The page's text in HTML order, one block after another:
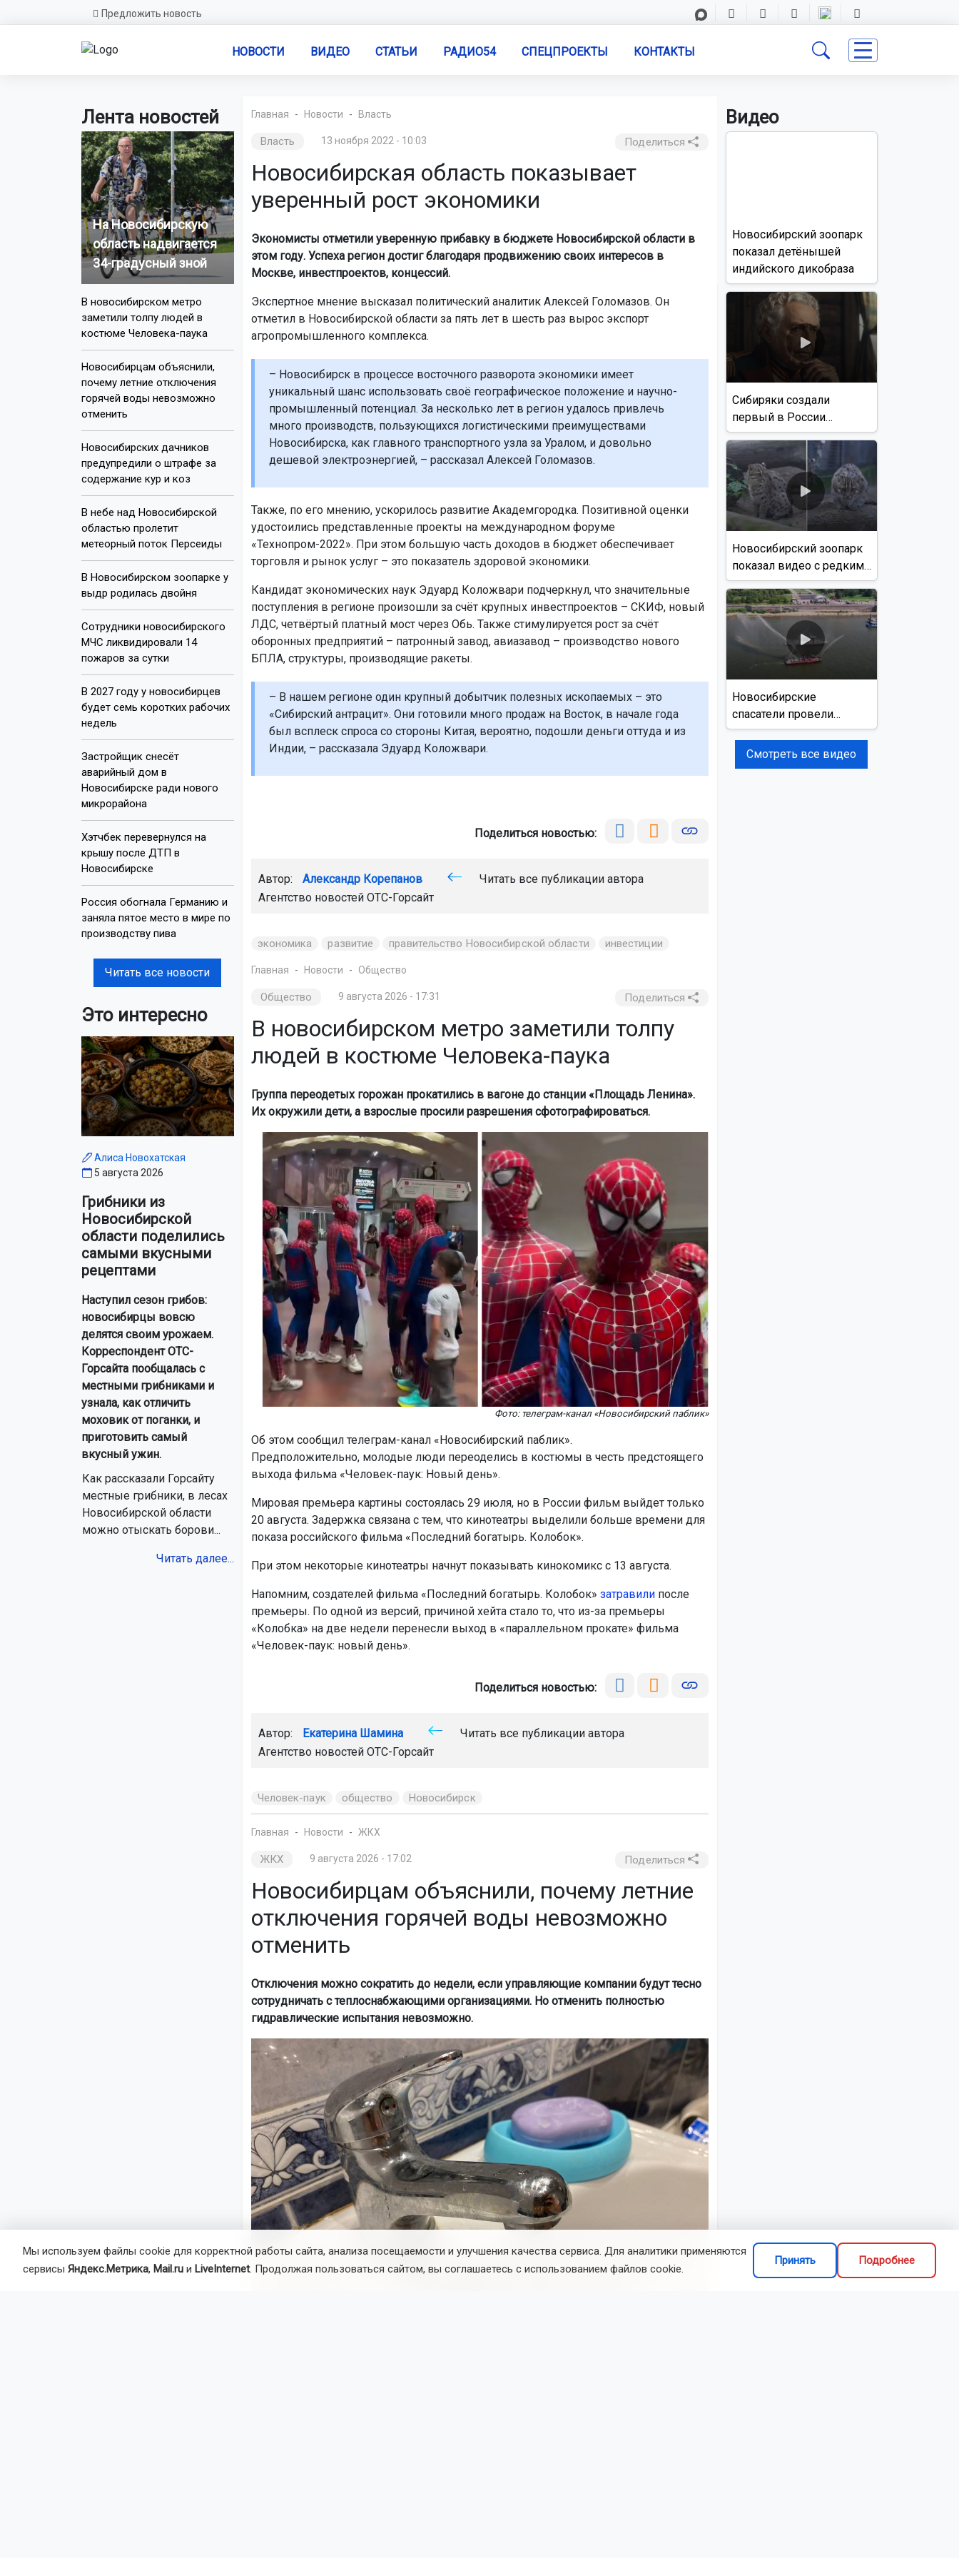
Предложить новость
НОВОСТИ ВИДЕО СТАТЬИ РАДИО54 СПЕЦПРОЕКТЫ КОНТАКТЫ
Лента новостей
На Новосибирскую
область надвигается
34-градусный зной
В новосибирском метро
заметили толпу людей в
костюме Человека-паука
Новосибирцам объяснили,
почему летние отключения
горячей воды невозможно
отменить
Новосибирских дачников
предупредили о штрафе за
содержание кур и коз
В небе над Новосибирской
областью пролетит
метеорный поток Персеиды
В Новосибирском зоопарке у
выдр родилась двойня
Сотрудники новосибирского
МЧС ликвидировали 14
пожаров за сутки
В 2027 году у новосибирцев
будет семь коротких рабочих
недель
Застройщик снесёт
аварийный дом в
Новосибирске ради нового
микрорайона
Хэтчбек перевернулся на
крышу после ДТП в
Новосибирске
Россия обогнала Германию и
заняла пятое место в мире по
производству пива
Читать все новости
Это интересно
Алиса Новохатская
5 августа 2026
Грибники из
Новосибирской
области поделились
самыми вкусными
рецептами
Наступил сезон грибов:
новосибирцы вовсю
делятся своим урожаем.
Корреспондент ОТС-
Горсайта пообщалась с
местными грибниками и
узнала, как отличить
моховик от поганки, и
приготовить самый
вкусный ужин.
Как рассказали Горсайту
местные грибники, в лесах
Новосибирской области
можно отыскать борови...
Читать далее...
Главная Новости Власть
Власть 13 ноября 2022 - 10:03 Поделиться
Новосибирская область показывает
уверенный рост экономики
Экономисты отметили уверенную прибавку в бюджете Новосибирской области в
этом году. Успеха регион достиг благодаря продвижению своих интересов в
Москве, инвестпроектов, концессий.
Экспертное мнение высказал политический аналитик Алексей Голомазов. Он
отметил в Новосибирской области за пять лет в шесть раз вырос экспорт
агропромышленного комплекса.
– Новосибирск в процессе восточного разворота экономики имеет
уникальный шанс использовать своё географическое положение и научно-
промышленный потенциал. За несколько лет в регион удалось привлечь
много производств, пользующихся логистическими преимуществами
Новосибирска, как главного транспортного узла за Уралом, и довольно
дешевой электроэнергией, – рассказал Алексей Голомазов.
Также, по его мнению, ускорилось развитие Академгородка. Позитивной оценки
удостоились представленные проекты на международном форуме
«Технопром-2022». При этом большую часть доходов в бюджет обеспечивает
торговля и рынок услуг – это показатель здоровой экономики.
Кандидат экономических наук Эдуард Коложвари подчеркнул, что значительные
поступления в регионе произошли за счёт крупных инвестпроектов – СКИФ, новый
ЛДС, четвёртый платный мост через Обь. Также стимулируется рост за счёт
оборонных предприятий – патронный завод, авиазавод – производство нового
БПЛА, структуры, производящие ракеты.
– В нашем регионе один крупный добытчик полезных ископаемых – это
«Сибирский антрацит». Они готовили много продаж на Восток, в начале года
был всплеск спроса со стороны Китая, вероятно, подошли деньги оттуда и из
Индии, – рассказала Эдуард Коложвари.
Поделиться новостью:
Автор: Александр Корепанов
Читать все публикации автора
Агентство новостей ОТС-Горсайт
экономика развитие правительство Новосибирской области инвестиции
Главная Новости Общество
Общество 9 августа 2026 - 17:31 Поделиться
В новосибирском метро заметили толпу
людей в костюме Человека-паука
Группа переодетых горожан прокатились в вагоне до станции «Площадь Ленина».
Их окружили дети, а взрослые просили разрешения сфотографироваться.
Фото: телеграм-канал «Новосибирский паблик»
Об этом сообщил телеграм-канал «Новосибирский паблик».
Предположительно, молодые люди переоделись в костюмы в честь предстоящего
выхода фильма «Человек-паук: Новый день».
Мировая премьера картины состоялась 29 июля, но в России фильм выйдет только
20 августа. Задержка связана с тем, что кинотеатры выделили больше времени для
показа российского фильма «Последний богатырь. Колобок».
При этом некоторые кинотеатры начнут показывать кинокомикс с 13 августа.
Напомним, создателей фильма «Последний богатырь. Колобок» затравилипосле
премьеры. По одной из версий, причиной хейта стало то, что из-за премьеры
«Колобка» на две недели перенесли выход в «параллельном прокате» фильма
«Человек-паук: новый день».
Поделиться новостью:
Автор: Екатерина Шамина
Читать все публикации автора
Агентство новостей ОТС-Горсайт
Человек-паук общество Новосибирск
Главная Новости ЖКХ
ЖКХ 9 августа 2026 - 17:02 Поделиться
Новосибирцам объяснили, почему летние
отключения горячей воды невозможно
отменить
Отключения можно сократить до недели, если управляющие компании будут тесно
сотрудничать с теплоснабжающими организациями. Но отменить полностью
гидравлические испытания невозможно.
Видео
Новосибирский зоопарк
показал детёнышей
индийского дикобраза
Сибиряки создали
первый в России
документальный фильм
с использованием ИИ
Новосибирский зоопарк
показал видео с редким
виверровым котом
Новосибирские
спасатели провели
учения на реке Обь
Смотреть все видео
Мы используем файлы cookie для корректной работы сайта, анализа посещаемости и улучшения качества сервиса. Для аналитики применяются
сервисы Яндекс.Метрика, Mail.ru и LiveInternet. Продолжая пользоваться сайтом, вы соглашаетесь с использованием файлов cookie.
Принять Подробнее